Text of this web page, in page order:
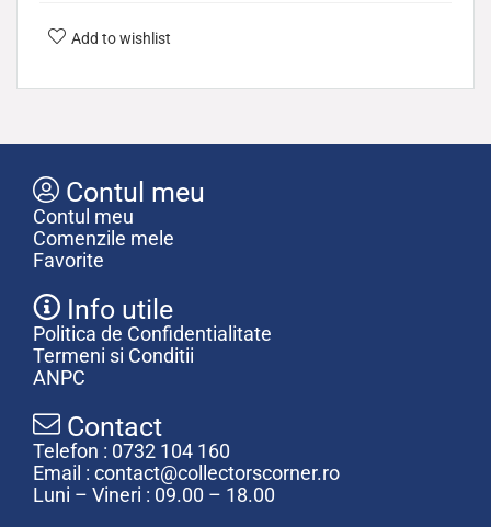
Add to wishlist
Contul meu
Contul meu
Comenzile mele
Favorite
Info utile
Politica de Confidentialitate
Termeni si Conditii
ANPC
Contact
Telefon : 0732 104 160
Email : contact@collectorscorner.ro
Luni – Vineri : 09.00 – 18.00